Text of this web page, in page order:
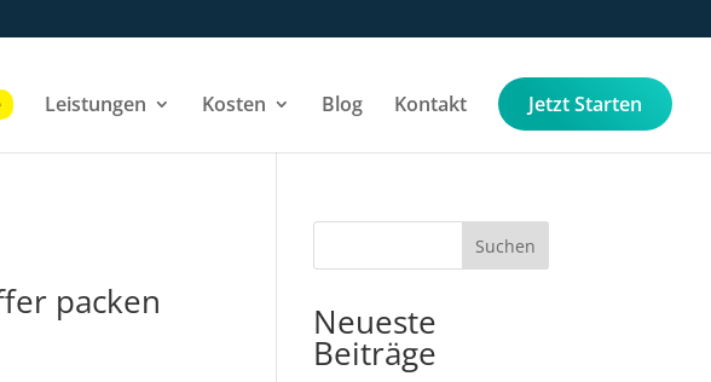
Leistungen Kosten Blog Kontakt Jetzt Starten
packen
Suchen
Neueste
Beiträge